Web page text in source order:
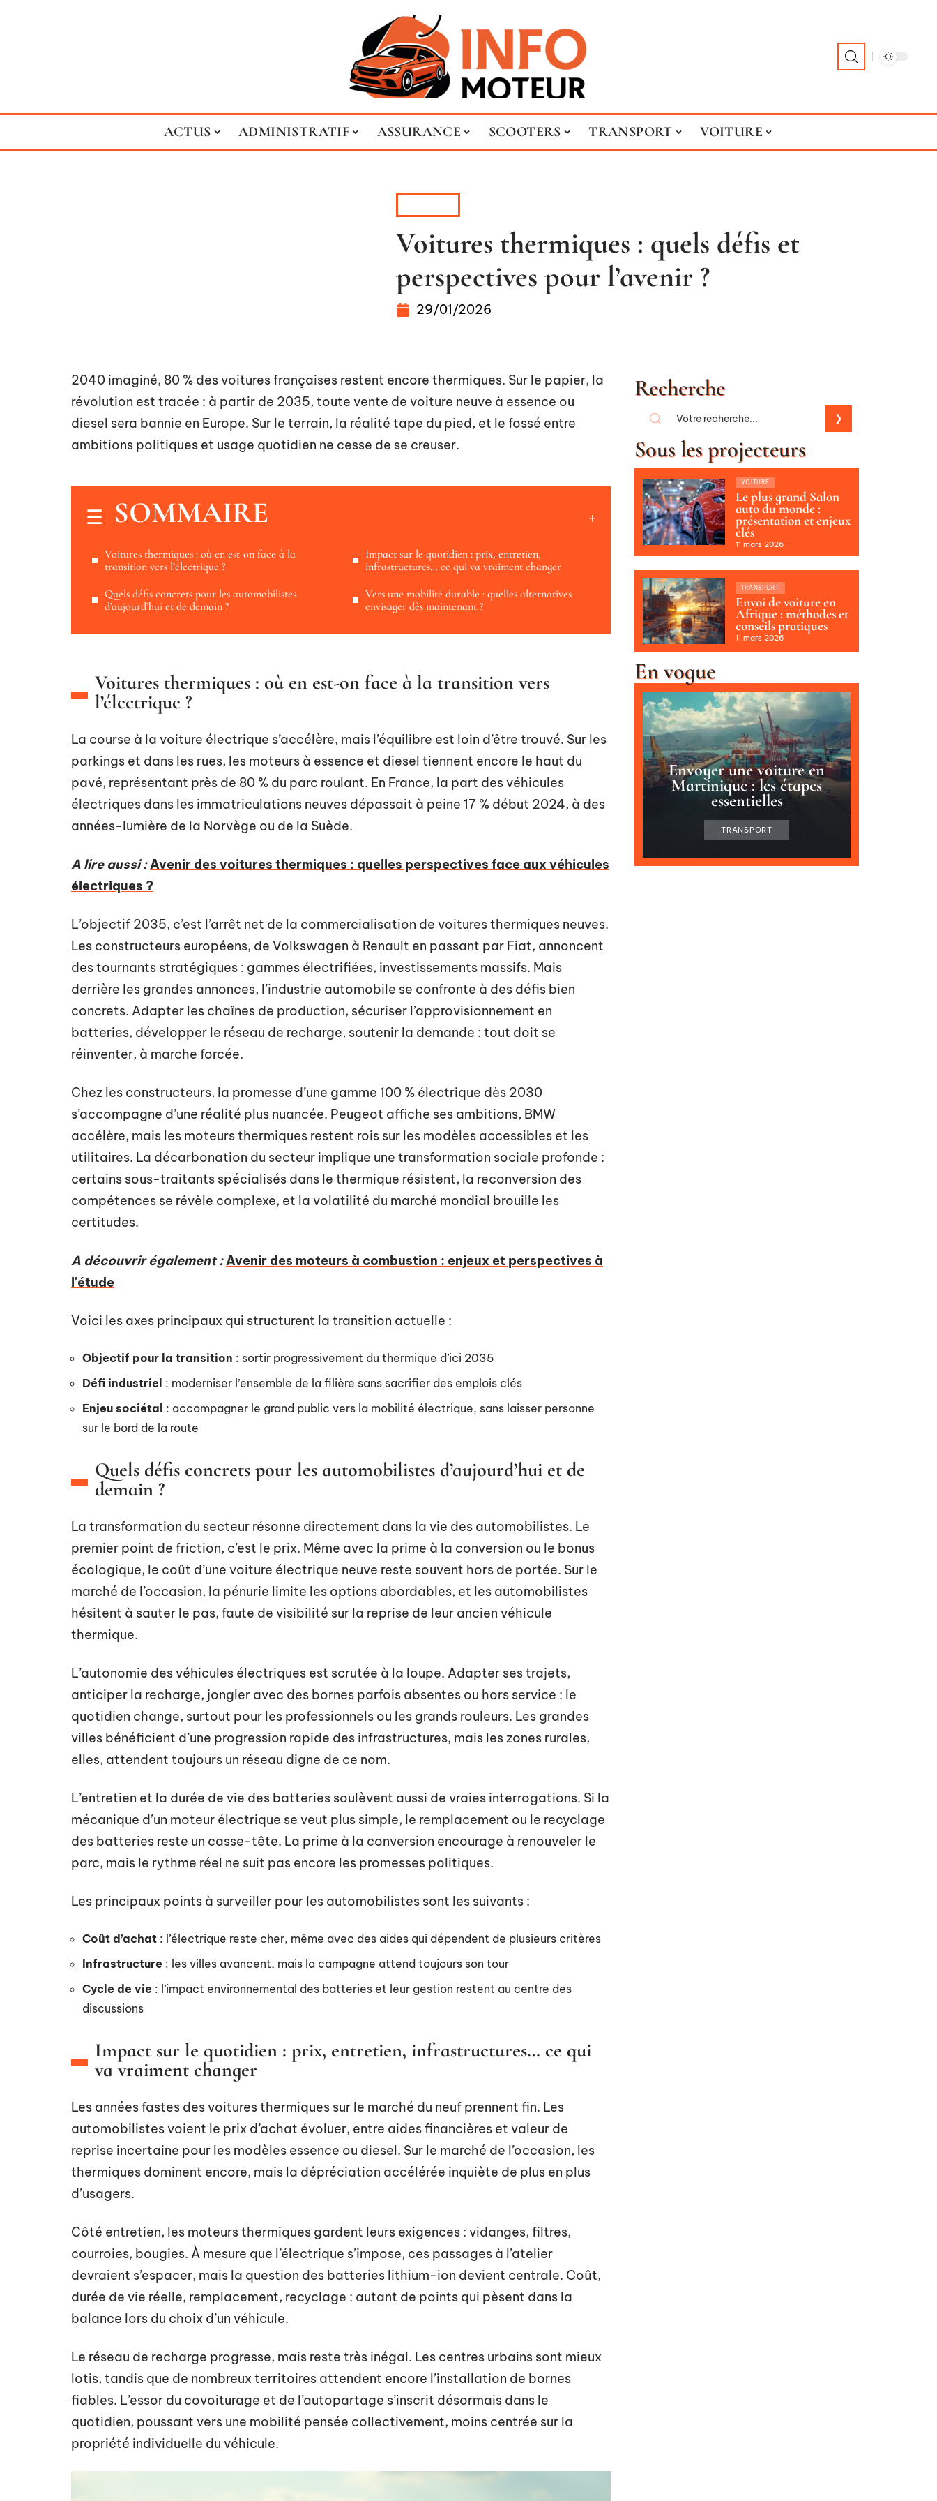
ACTUS ADMINISTRATIF ASSURANCE SCOOTERS TRANSPORT VOITURE
Voitures thermiques : quels défis et
perspectives pour l’avenir ?
29/01/2026
2040 imaginé, 80 % des voitures françaises restent encore thermiques. Sur le papier, la
révolution est tracée : à partir de 2035, toute vente de voiture neuve à essence ou
diesel sera bannie en Europe. Sur le terrain, la réalité tape du pied, et le fossé entre
ambitions politiques et usage quotidien ne cesse de se creuser.
SOMMAIRE
Voitures thermiques : où en est-on face à la
transition vers l’électrique ?
Quels défis concrets pour les automobilistes
d’aujourd’hui et de demain ?
Impact sur le quotidien : prix, entretien,
infrastructures… ce qui va vraiment changer
Vers une mobilité durable : quelles alternatives
envisager dès maintenant ?
Voitures thermiques : où en est-on face à la transition vers
l’électrique ?
La course à la voiture électrique s’accélère, mais l’équilibre est loin d’être trouvé. Sur les
parkings et dans les rues, les moteurs à essence et diesel tiennent encore le haut du
pavé, représentant près de 80 % du parc roulant. En France, la part des véhicules
électriques dans les immatriculations neuves dépassait à peine 17 % début 2024, à des
années-lumière de la Norvège ou de la Suède.
A lire aussi : Avenir des voitures thermiques : quelles perspectives face aux véhicules
électriques ?
L’objectif 2035, c’est l’arrêt net de la commercialisation de voitures thermiques neuves.
Les constructeurs européens, de Volkswagen à Renault en passant par Fiat, annoncent
des tournants stratégiques : gammes électrifiées, investissements massifs. Mais
derrière les grandes annonces, l’industrie automobile se confronte à des défis bien
concrets. Adapter les chaînes de production, sécuriser l’approvisionnement en
batteries, développer le réseau de recharge, soutenir la demande : tout doit se
réinventer, à marche forcée.
Chez les constructeurs, la promesse d’une gamme 100 % électrique dès 2030
s’accompagne d’une réalité plus nuancée. Peugeot affiche ses ambitions, BMW
accélère, mais les moteurs thermiques restent rois sur les modèles accessibles et les
utilitaires. La décarbonation du secteur implique une transformation sociale profonde :
certains sous-traitants spécialisés dans le thermique résistent, la reconversion des
compétences se révèle complexe, et la volatilité du marché mondial brouille les
certitudes.
A découvrir également : Avenir des moteurs à combustion : enjeux et perspectives à
l'étude
Voici les axes principaux qui structurent la transition actuelle :
Objectif pour la transition : sortir progressivement du thermique d’ici 2035
Défi industriel : moderniser l’ensemble de la filière sans sacrifier des emplois clés
Enjeu sociétal : accompagner le grand public vers la mobilité électrique, sans laisser personne
sur le bord de la route
Quels défis concrets pour les automobilistes d’aujourd’hui et de
demain ?
La transformation du secteur résonne directement dans la vie des automobilistes. Le
premier point de friction, c’est le prix. Même avec la prime à la conversion ou le bonus
écologique, le coût d’une voiture électrique neuve reste souvent hors de portée. Sur le
marché de l’occasion, la pénurie limite les options abordables, et les automobilistes
hésitent à sauter le pas, faute de visibilité sur la reprise de leur ancien véhicule
thermique.
L’autonomie des véhicules électriques est scrutée à la loupe. Adapter ses trajets,
anticiper la recharge, jongler avec des bornes parfois absentes ou hors service : le
quotidien change, surtout pour les professionnels ou les grands rouleurs. Les grandes
villes bénéficient d’une progression rapide des infrastructures, mais les zones rurales,
elles, attendent toujours un réseau digne de ce nom.
L’entretien et la durée de vie des batteries soulèvent aussi de vraies interrogations. Si la
mécanique d’un moteur électrique se veut plus simple, le remplacement ou le recyclage
des batteries reste un casse-tête. La prime à la conversion encourage à renouveler le
parc, mais le rythme réel ne suit pas encore les promesses politiques.
Les principaux points à surveiller pour les automobilistes sont les suivants :
Coût d’achat : l’électrique reste cher, même avec des aides qui dépendent de plusieurs critères
Infrastructure : les villes avancent, mais la campagne attend toujours son tour
Cycle de vie : l’impact environnemental des batteries et leur gestion restent au centre des
discussions
Impact sur le quotidien : prix, entretien, infrastructures… ce qui
va vraiment changer
Les années fastes des voitures thermiques sur le marché du neuf prennent fin. Les
automobilistes voient le prix d’achat évoluer, entre aides financières et valeur de
reprise incertaine pour les modèles essence ou diesel. Sur le marché de l’occasion, les
thermiques dominent encore, mais la dépréciation accélérée inquiète de plus en plus
d’usagers.
Côté entretien, les moteurs thermiques gardent leurs exigences : vidanges, filtres,
courroies, bougies. À mesure que l’électrique s’impose, ces passages à l’atelier
devraient s’espacer, mais la question des batteries lithium-ion devient centrale. Coût,
durée de vie réelle, remplacement, recyclage : autant de points qui pèsent dans la
balance lors du choix d’un véhicule.
Le réseau de recharge progresse, mais reste très inégal. Les centres urbains sont mieux
lotis, tandis que de nombreux territoires attendent encore l’installation de bornes
fiables. L’essor du covoiturage et de l’autopartage s’inscrit désormais dans le
quotidien, poussant vers une mobilité pensée collectivement, moins centrée sur la
propriété individuelle du véhicule.
Recherche
Sous les projecteurs
VOITURE
Le plus grand Salon
auto du monde :
présentation et enjeux
clés
11 mars 2026
TRANSPORT
Envoi de voiture en
Afrique : méthodes et
conseils pratiques
11 mars 2026
En vogue
Envoyer une voiture en
Martinique : les étapes
essentielles
TRANSPORT